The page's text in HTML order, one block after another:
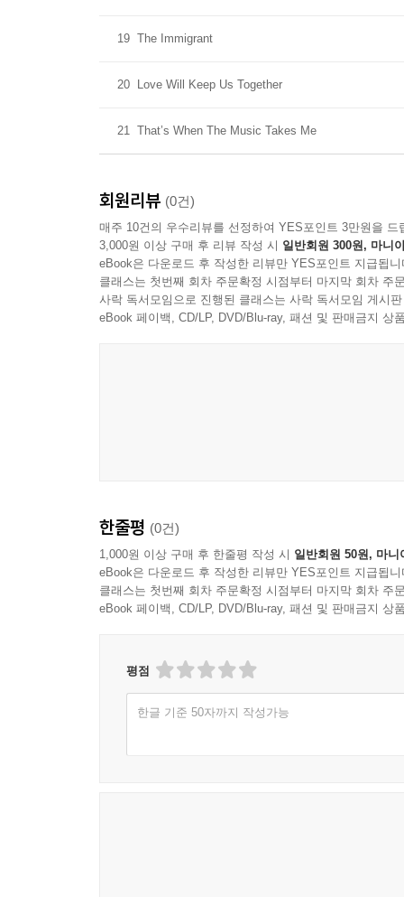
19 The Immigrant
20 Love Will Keep Us Together
21 That’s When The Music Takes Me
회원리뷰 (0건)
매주 10건의 우수리뷰를 선정하여 YES포인트 3만원을 드
3,000원 이상 구매 후 리뷰 작성 시 일반회원 300원, 마니
eBook은 다운로드 후 작성한 리뷰만 YES포인트 지급됩니
클래스는 첫번째 회차 주문확정 시점부터 마지막 회차 주
사락 독서모임으로 진행된 클래스는 사락 독서모임 게시
eBook 페이백, CD/LP, DVD/Blu-ray, 패션 및 판매금지 상
한줄평 (0건)
1,000원 이상 구매 후 한줄평 작성 시 일반회원 50원, 마니
eBook은 다운로드 후 작성한 리뷰만 YES포인트 지급됩니
클래스는 첫번째 회차 주문확정 시점부터 마지막 회차 주
eBook 페이백, CD/LP, DVD/Blu-ray, 패션 및 판매금지 상
평점
한글 기준 50자까지 작성가능